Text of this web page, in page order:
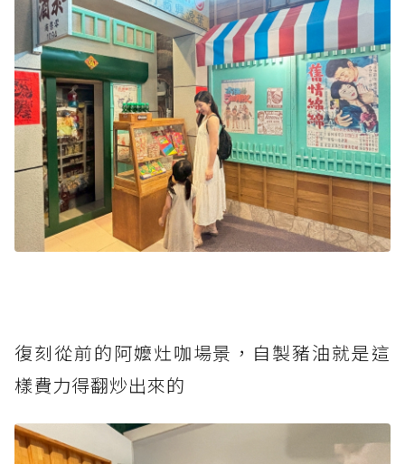
復刻從前的阿嬤灶咖場景，自製豬油就是這
樣費力得翻炒出來的